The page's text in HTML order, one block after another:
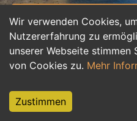
Wir verwenden Cookies,
Nutzererfahrung zu
unserer Webseite stimmen
von Cookies zu. Mehr
Zustimmen
Hilfskräfte, Aushilfs- und
Einkauf, Logistik,
Weiterbildung, Studium,
Tourismus